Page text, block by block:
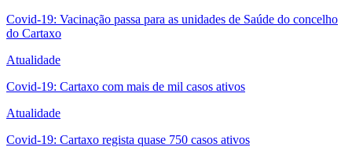
Covid-19: Vacinação passa para as unidades de Saúde do concelho
do Cartaxo
Atualidade
Covid-19: Cartaxo com mais de mil casos ativos
Atualidade
Covid-19: Cartaxo regista quase 750 casos ativos